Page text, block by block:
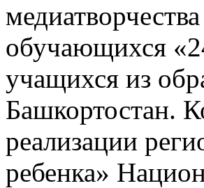
обучающихся
учащихся из
Башкортостан.
реализации
ребенка»